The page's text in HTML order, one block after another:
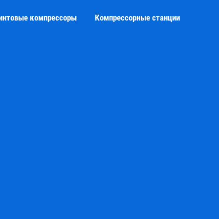
компрессоры Компрессорные станции